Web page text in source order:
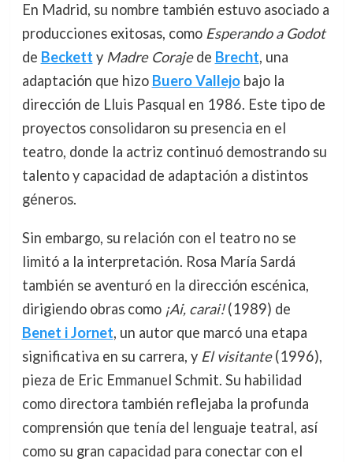
En Madrid, su nombre también estuvo asociado a
producciones exitosas, como Esperando a Godot
de Beckett y Madre Corajede Brecht, una
adaptación que hizo Buero Vallejobajo la
dirección de Lluis Pasqual en 1986. Este tipo de
proyectos consolidaron su presencia en el
teatro, donde la actriz continuó demostrando su
talento y capacidad de adaptación a distintos
géneros.
Sin embargo, su relación con el teatro no se
limitó a la interpretación. Rosa María Sardá
también se aventuró en la dirección escénica,
dirigiendo obras como ¡Ai, carai!(1989) de
Benet i Jornet, un autor que marcó una etapa
significativa en su carrera, y El visitante(1996),
pieza de Eric Emmanuel Schmit. Su habilidad
como directora también reflejaba la profunda
comprensión que tenía del lenguaje teatral, así
como su gran capacidad para conectar con el